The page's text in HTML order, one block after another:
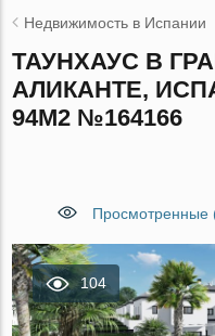
Недвижимость в Испании
ТАУНХАУС В
АЛИКАНТЕ,
94М2 №164166
Просмотренные
104